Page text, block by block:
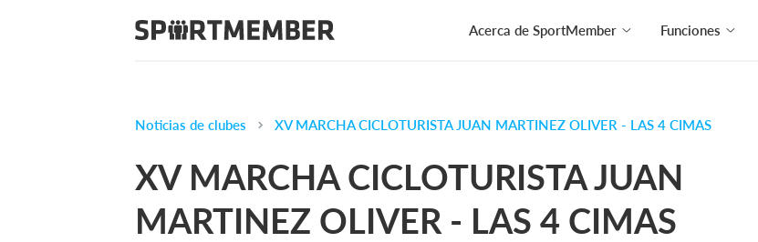
Acerca de SportMember Funciones
Noticias de clubes XV MARCHA CICLOTURISTA JUAN MARTINEZ OLIVER - LAS 4 CIMAS
XV MARCHA CICLOTURISTA JUAN
MARTINEZ OLIVER - LAS 4 CIMAS